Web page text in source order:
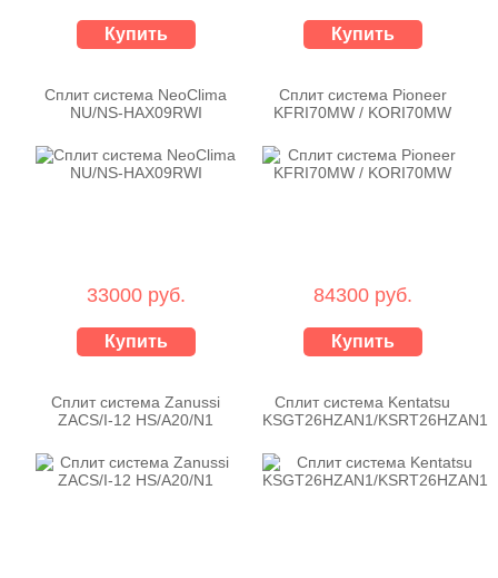
Купить Купить
Сплит система NeoClima
NU/NS-HAX09RWI
33000 руб.
Купить
Сплит система Pioneer
KFRI70MW / KORI70MW
84300 руб.
Купить
Сплит система Zanussi
ZACS/I-12 HS/A20/N1
Сплит система Kentatsu
KSGT26HZAN1/KSRT26HZAN1